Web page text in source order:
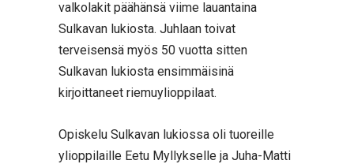
valkolakit päähänsä viime lauantaina
Sulkavan lukiosta. Juhlaan toivat
terveisensä myös 50 vuotta sitten
Sulkavan lukiosta ensimmäisinä
kirjoittaneet riemuylioppilaat.
Opiskelu Sulkavan lukiossa oli tuoreille
ylioppilaille Eetu Myllykselle ja Juha-Matti